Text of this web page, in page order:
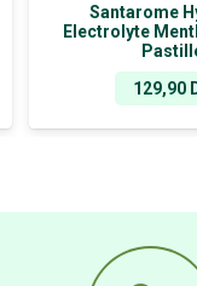
Santarome
Electrolyte
129,90